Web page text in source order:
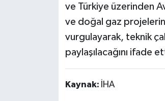
ve Türkiye üzerinden
ve doğal gaz
vurgulayarak, teknik
paylaşılacağını ifade
Kaynak: İHA